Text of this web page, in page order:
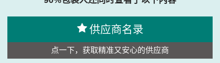
供应商名录
点一下，获取精准又安心的供应商